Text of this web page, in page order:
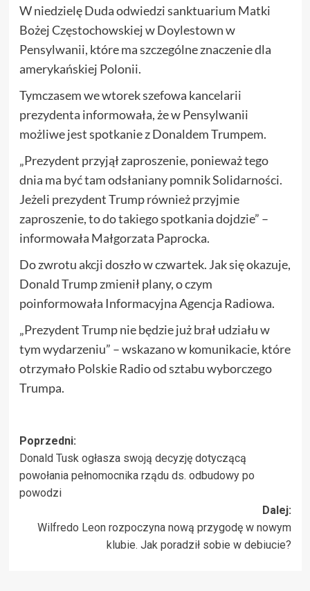
W niedzielę Duda odwiedzi sanktuarium Matki
Bożej Częstochowskiej w Doylestown w
Pensylwanii, które ma szczególne znaczenie dla
amerykańskiej Polonii.
Tymczasem we wtorek szefowa kancelarii
prezydenta informowała, że w Pensylwanii
możliwe jest spotkanie z Donaldem Trumpem.
„Prezydent przyjął zaproszenie, ponieważ tego
dnia ma być tam odsłaniany pomnik Solidarności.
Jeżeli prezydent Trump również przyjmie
zaproszenie, to do takiego spotkania dojdzie” –
informowała Małgorzata Paprocka.
Do zwrotu akcji doszło w czwartek. Jak się okazuje,
Donald Trump zmienił plany, o czym
poinformowała Informacyjna Agencja Radiowa.
„Prezydent Trump nie będzie już brał udziału w
tym wydarzeniu” – wskazano w komunikacie, które
otrzymało Polskie Radio od sztabu wyborczego
Trumpa.
Zobacz
wpisy
Poprzedni:
Donald Tusk ogłasza swoją decyzję dotyczącą
powołania pełnomocnika rządu ds. odbudowy po
powodzi
Dalej:
Wilfredo Leon rozpoczyna nową przygodę w nowym
klubie. Jak poradził sobie w debiucie?